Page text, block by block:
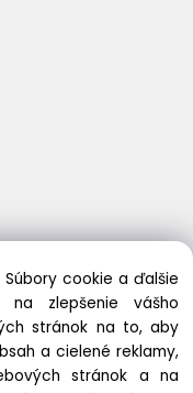
cookie a ďalšie
na zlepšenie vášho
stránok na to, aby
a cielené reklamy,
stránok a na